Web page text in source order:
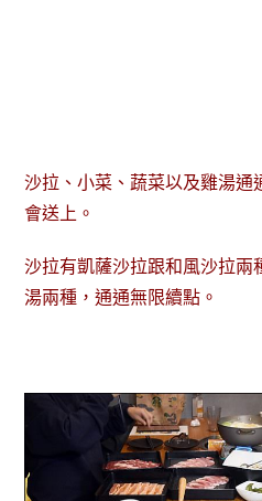
沙拉、小菜、蔬菜以及雞湯通
會送上。
沙拉有凱薩沙拉跟和風沙拉兩
湯兩種，通通無限續點。